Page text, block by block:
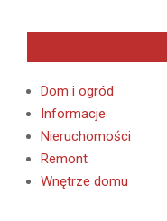
Dom i ogród
Informacje
Nieruchomości
Remont
Wnętrze domu